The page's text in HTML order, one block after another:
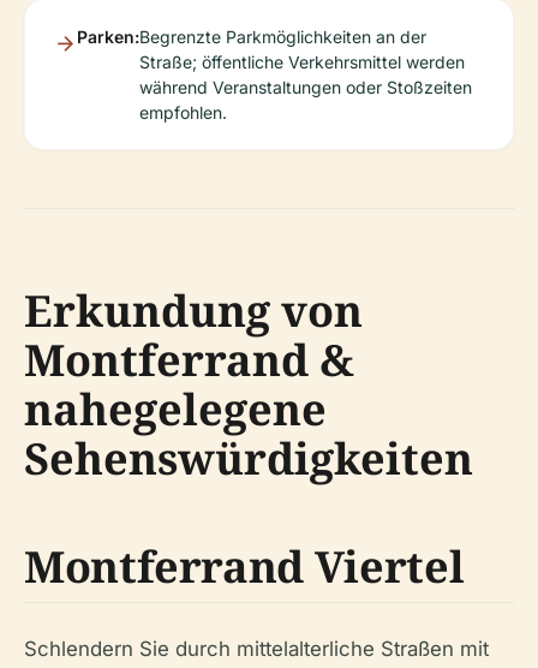
Parken:Begrenzte Parkmöglichkeiten an der
Straße; öffentliche Verkehrsmittel werden
während Veranstaltungen oder Stoßzeiten
empfohlen.
Erkundung von
Montferrand &
nahegelegene
Sehenswürdigkeiten
Montferrand Viertel
Schlendern Sie durch mittelalterliche Straßen mit